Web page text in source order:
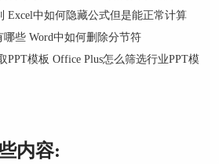
参数”对话框，我们需要在下
Excel中如何隐藏公式但是能正常计算
些 Word中如何删除分节符
PPT模板 Office Plus怎么筛选行业PPT模
内容: